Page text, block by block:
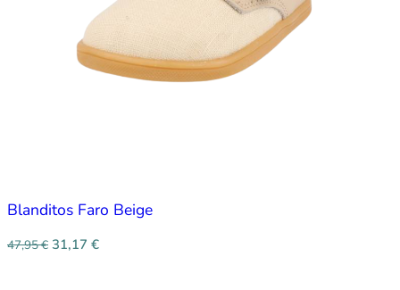
Blanditos Faro Beige
47,95€ 31,17 €